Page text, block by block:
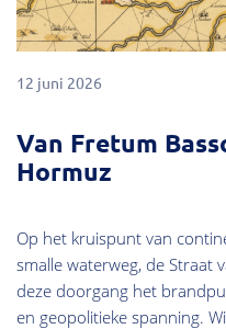
12 juni 2026
Van Fretum
Hormuz
Op het kruispunt van
smalle waterweg, de Straat
deze doorgang het
en geopolitieke spanning.